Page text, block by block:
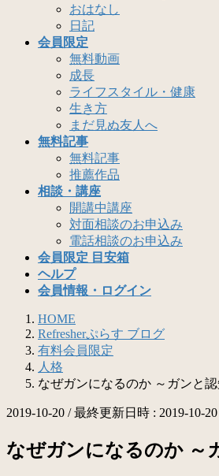
おはなし
日記
会員限定
無料動画
成長
ライフスタイル・健康
生き方
まだ見ぬ友人へ
無料記事
無料記事
推薦作品
相談・講座
開講中講座
対面相談のお申込み
電話相談のお申込み
会員限定 目安箱
ヘルプ
会員情報・ログイン
HOME
Refresherぷらす ブログ
有料会員限定
人格
なぜガンになるのか ～ガンと認
2019-10-20 / 最終更新日時 : 2019-10-20
なぜガンになるのか ～